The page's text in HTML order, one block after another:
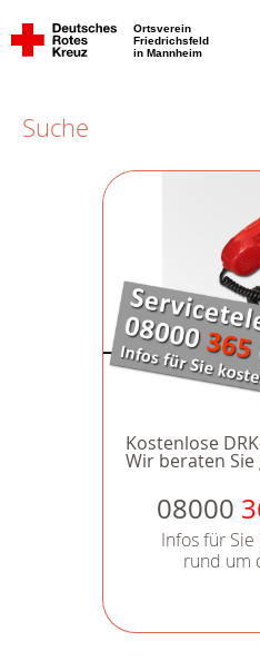
Ortsverein
Friedrichsfeld
in Mannheim
Suche
Kostenlose
Wir beraten Sie
08000
Infos für
rund um